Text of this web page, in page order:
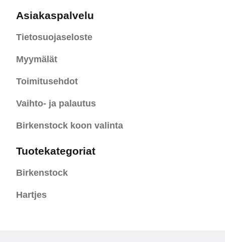
Asiakaspalvelu
Tietosuojaseloste
Myymälät
Toimitusehdot
Vaihto- ja palautus
Birkenstock koon valinta
Tuotekategoriat
Birkenstock
Hartjes